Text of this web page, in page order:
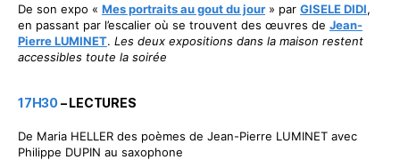
De son expo « Mes portraits au gout du jour » par GISELE DIDI,
en passant par l’escalier où se trouvent des œuvres de Jean-
Pierre LUMINET. Les deux expositions dans la maison restent
accessibles toute la soirée
17H30– LECTURES
De Maria HELLER des poèmes de Jean-Pierre LUMINET avec
Philippe DUPIN au saxophone